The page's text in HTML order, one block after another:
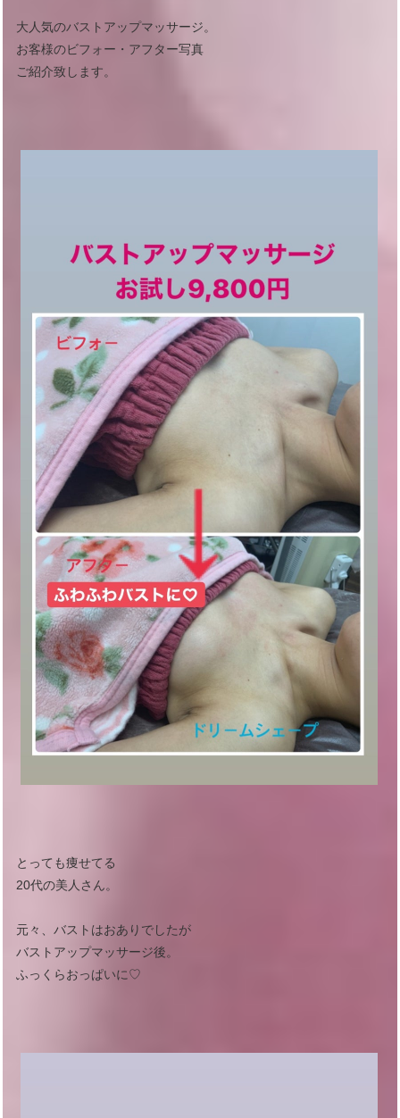
大人気のバストアップマッサージ。
お客様のビフォー・アフター写真
ご紹介致します。
とっても痩せてる
20代の美人さん。
元々、バストはおありでしたが
バストアップマッサージ後。
ふっくらおっぱいに♡